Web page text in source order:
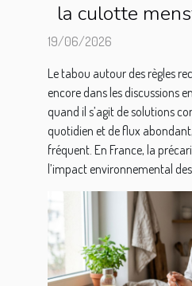
la culotte
19/06/2026
Le tabou autour des règles
encore dans les discussions
quand il s’agit de solutions
quotidien et de flux
fréquent. En France, la
l’impact environnemental